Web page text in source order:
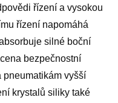
řízení a vysokou
řízení napomáhá
silné boční
bezpečnostní
pneumatikám vyšší
krystalů siliky také